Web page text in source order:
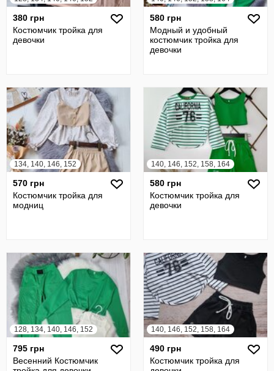
380 грн
Костюмчик тройка для
девочки
580 грн
Модный и удобный
костюмчик тройка для
девочки
134, 140, 146, 152
570 грн
Костюмчик тройка для
модниц
140, 146, 152, 158, 164
580 грн
Костюмчик тройка для
девочки
128, 134, 140, 146, 152
795 грн
Весенний Костюмчик
140, 146, 152, 158, 164
490 грн
Костюмчик тройка для